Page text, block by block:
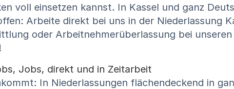
voll einsetzen kannst. In Kassel und ganz
Arbeite direkt bei uns in der Niederlassung
oder Arbeitnehmerüberlassung bei
Jobs, direkt und in Zeitarbeit
In Niederlassungen flächendeckend in